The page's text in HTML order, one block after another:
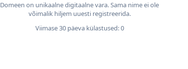
Domeen on unikaalne digitaalne vara. Sama nime ei ole
võimalik hiljem uuesti registreerida.
Viimase 30 päeva külastused: 0